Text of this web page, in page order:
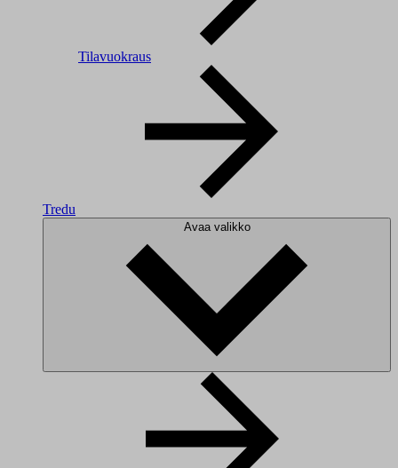
Tilavuokraus
Tredu
Avaa valikko